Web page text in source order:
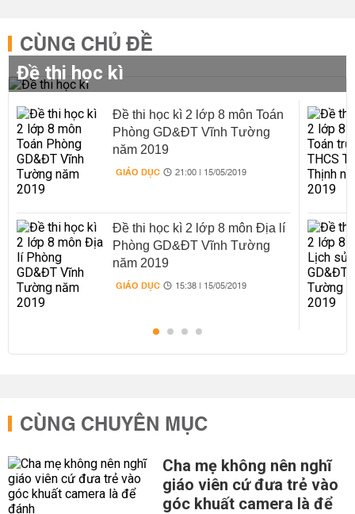
CÙNG CHỦ ĐỀ
Đề thi học kì
Đề thi học kì 2 lớp 8 môn Toán
Phòng GD&ĐT Vĩnh Tường
năm 2019
GIÁO DỤC 21:00 | 15/05/2019
Đề thi học kì 2 lớp 8 môn Địa lí
Phòng GD&ĐT Vĩnh Tường
năm 2019
GIÁO DỤC 15:38 | 15/05/2019
CÙNG CHUYÊN MỤC
Cha mẹ không nên nghĩ
giáo viên cứ đưa trẻ vào
góc khuất camera là để